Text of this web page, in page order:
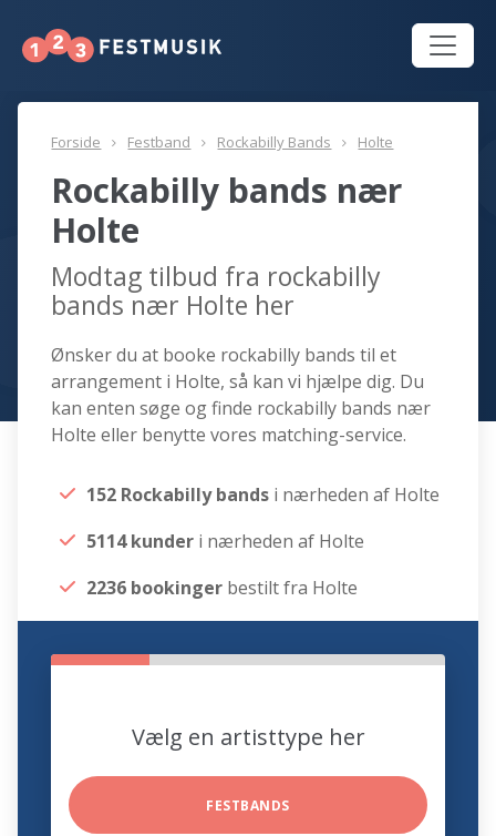
Forside Festband Rockabilly Bands Holte
Rockabilly bands nær
Holte
Modtag tilbud fra rockabilly
bands nær Holte her
Ønsker du at booke rockabilly bands til et
arrangement i Holte, så kan vi hjælpe dig. Du
kan enten søge og finde rockabilly bands nær
Holte eller benytte vores matching-service.
152 Rockabilly bands i nærheden af Holte
5114 kunder i nærheden af Holte
2236 bookinger bestilt fra Holte
Vælg en artisttype her
FESTBANDS